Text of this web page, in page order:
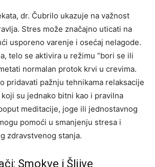
dr. Čubrilo ukazuje na važnost
Stres može značajno uticati na
usporeno varenje i osećaj nelagode.
telo se aktivira u režimu “bori se ili
normalan protok krvi u crevima.
pridavati pažnju tehnikama relaksacije
su jednako bitni kao i pravilna
meditacije, joge ili jednostavnog
pomoći u smanjenju stresa i
zdravstvenog stanja.
Smokve i Šljive